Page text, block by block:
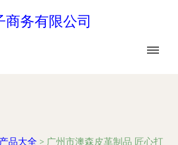
商务有限公司
产品大全 > 广州市澳森皮革制品 匠心打